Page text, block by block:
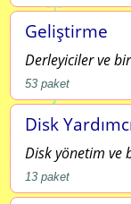
Geliştirme
Derleyiciler ve
53 paket
Disk
Disk yönetim ve
13 paket